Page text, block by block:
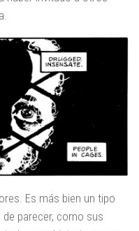
Es más bien un tipo
parecer, como sus